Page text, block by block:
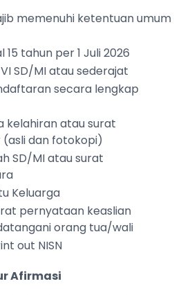
memenuhi ketentuan umum
15 tahun per 1 Juli 2026
SD/MI atau sederajat
secara lengkap
kelahiran atau surat
dan fotokopi)
SD/MI atau surat
Keluarga
pernyataan keaslian
orang tua/wali
out NISN
Afirmasi